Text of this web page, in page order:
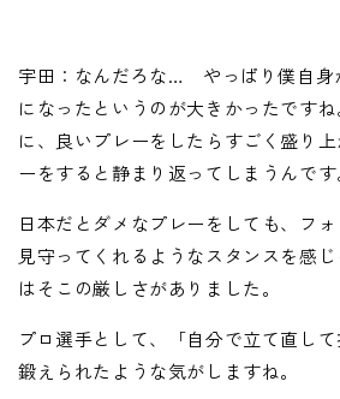
宇田：なんだろな… やっぱり僕自身
になったというのが大きかったです
に、良いプレーをしたらすごく盛り
ーをすると静まり返ってしまうんです
日本だとダメなプレーをしても、フ
見守ってくれるようなスタンスを感
はそこの厳しさがありました。
プロ選手として、「自分で立て直し
鍛えられたような気がしますね。